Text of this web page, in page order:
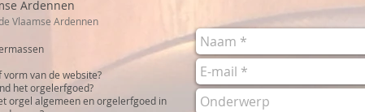
Ardennen
Vlaamse Ardennen
vorm van de website?
het orgelerfgoed?
orgel algemeen en orgelerfgoed in